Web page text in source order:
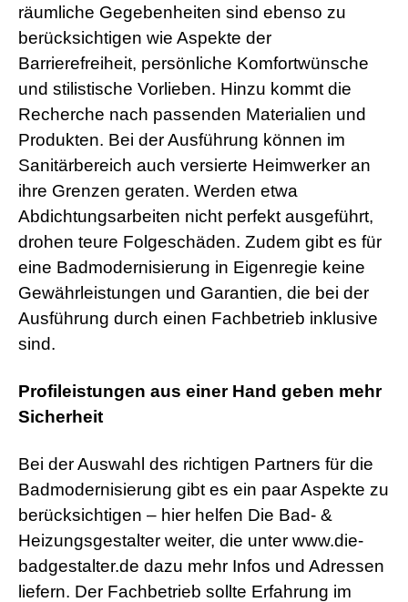
räumliche Gegebenheiten sind ebenso zu
berücksichtigen wie Aspekte der
Barrierefreiheit, persönliche Komfortwünsche
und stilistische Vorlieben. Hinzu kommt die
Recherche nach passenden Materialien und
Produkten. Bei der Ausführung können im
Sanitärbereich auch versierte Heimwerker an
ihre Grenzen geraten. Werden etwa
Abdichtungsarbeiten nicht perfekt ausgeführt,
drohen teure Folgeschäden. Zudem gibt es für
eine Badmodernisierung in Eigenregie keine
Gewährleistungen und Garantien, die bei der
Ausführung durch einen Fachbetrieb inklusive
sind.
Profileistungen aus einer Hand geben mehr
Sicherheit
Bei der Auswahl des richtigen Partners für die
Badmodernisierung gibt es ein paar Aspekte zu
berücksichtigen – hier helfen Die Bad- &
Heizungsgestalter weiter, die unter www.die-
badgestalter.de dazu mehr Infos und Adressen
liefern. Der Fachbetrieb sollte Erfahrung im